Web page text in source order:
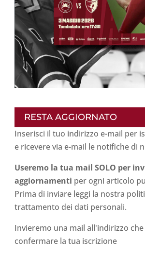
RESTA AGGIORNATO
Inserisci il tuo indirizzo e-mail per
e ricevere via e-mail le notifiche di
Useremo la tua mail SOLO per
aggiornamenti per ogni articolo
Prima di inviare leggi la nostra
trattamento dei dati personali.
Invieremo una mail all'indirizzo
confermare la tua iscrizione